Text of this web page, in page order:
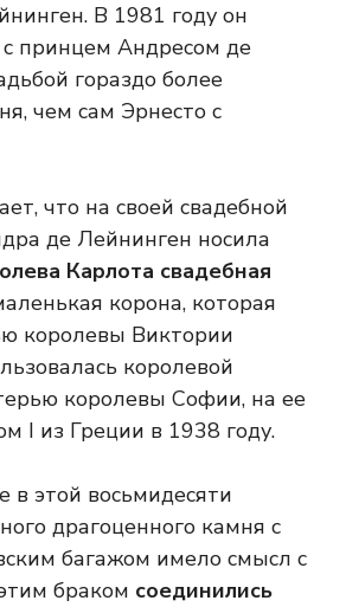
В 1981 году он
с принцем Андресом де
гораздо более
чем сам Эрнесто с
что на своей свадебной
де Лейнинген носила
Карлота свадебная
корона, которая
королевы Виктории
королевой
королевы Софии, на ее
I из Греции в 1938 году.
в этой восьмидесяти
драгоценного камня с
багажом имело смысл с
браком соединились